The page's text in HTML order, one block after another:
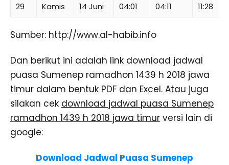
29
Kamis 14 Juni 04:01 04:11 11:28
Sumber: http://www.al-habib.info
Dan berikut ini adalah link download jadwal
puasa Sumenep ramadhon 1439 h 2018 jawa
timur dalam bentuk PDF dan Excel. Atau juga
silakan cek download jadwal puasa Sumenep
ramadhon 1439 h 2018 jawa timur versi lain di
google:
Download Jadwal Puasa Sumenep